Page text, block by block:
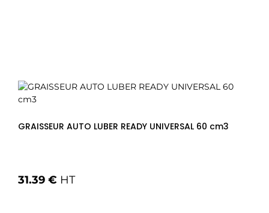
GRAISSEUR AUTO LUBER READY UNIVERSAL 60 cm3
31.39 € HT